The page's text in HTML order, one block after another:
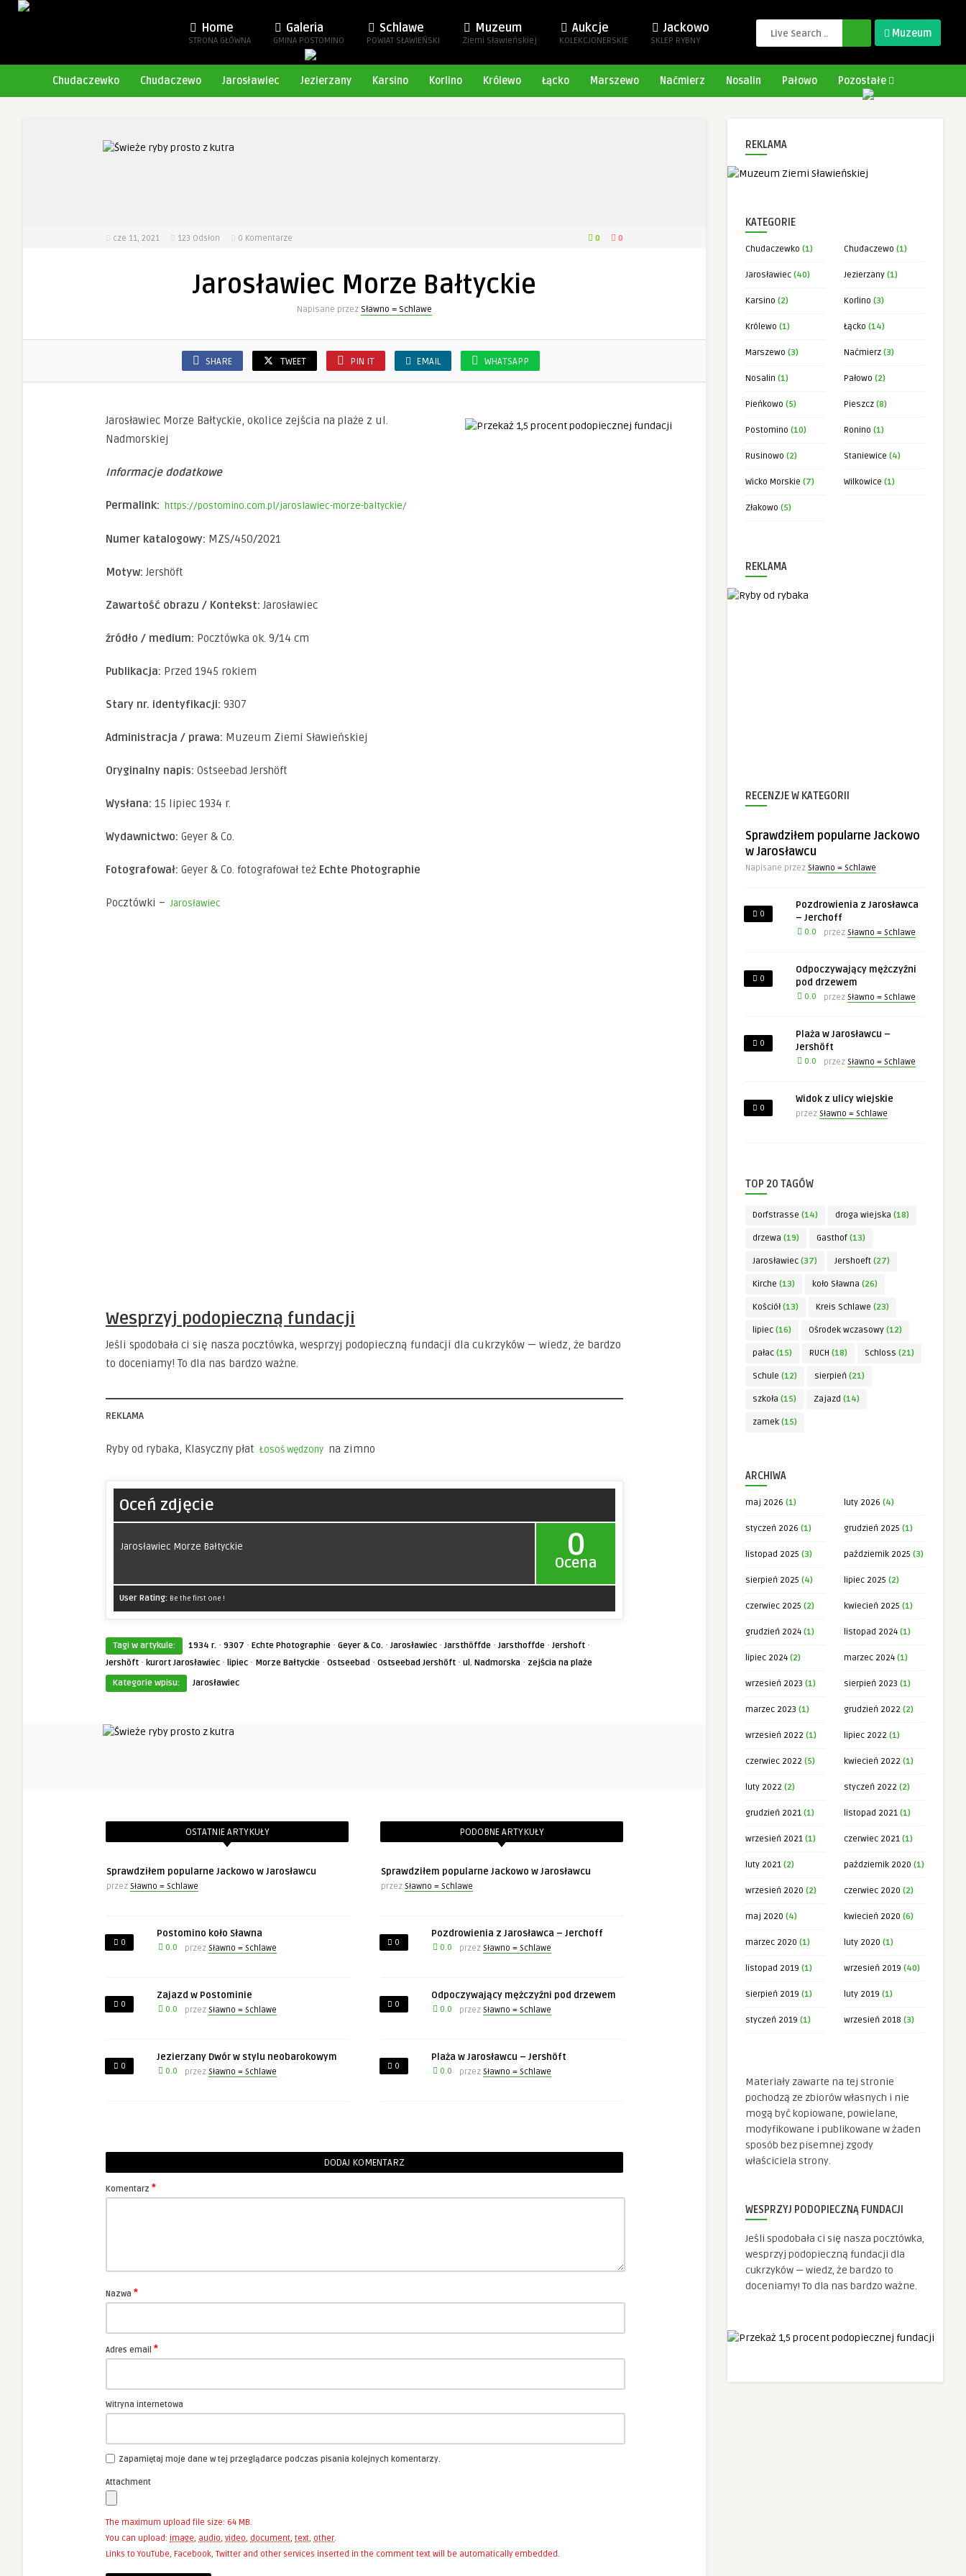
Home
STRONA GŁÓWNA
Galeria
GMINA POSTOMINO
Schlawe
POWIAT SŁAWIEŃSKI
Muzeum
Ziemi Sławieńskiej
Aukcje
KOLEKCJONERSKIE
Jackowo
SKLEP RYBNY
Muzeum
Chudaczewko Chudaczewo Jarosławiec Jezierzany Karsino Korlino Królewo Łącko Marszewo Naćmierz Nosalin Pałowo Pozostałe
cze 11, 2021 123 Odsłon 0 Komentarze 0 0
Jarosławiec Morze Bałtyckie
Napisane przez Sławno = Schlawe
SHARE TWEET PIN IT EMAIL WHATSAPP
Jarosławiec Morze Bałtyckie, okolice zejścia na plaże z ul.
Nadmorskiej
Informacje dodatkowe
Permalink: https://postomino.com.pl/jaroslawiec-morze-baltyckie/
Numer katalogowy: MZS/450/2021
Motyw: Jershöft
Zawartość obrazu / Kontekst: Jarosławiec
źródło / medium: Pocztówka ok. 9/14 cm
Publikacja: Przed 1945 rokiem
Stary nr. identyfikacji: 9307
Administracja / prawa: Muzeum Ziemi Sławieńskiej
Oryginalny napis: Ostseebad Jershöft
Wysłana: 15 lipiec 1934 r.
Wydawnictwo: Geyer & Co.
Fotografował: Geyer & Co. fotografował też Echte Photographie
Pocztówki – Jarosławiec
Wesprzyj podopieczną fundacji
Jeśli spodobała ci się nasza pocztówka, wesprzyj podopieczną fundacji dla cukrzyków — wiedz, że bardzo
to doceniamy! To dla nas bardzo ważne.
REKLAMA
Ryby od rybaka, Klasyczny płat Łosoś wędzony na zimno
Oceń zdjęcie
0
Ocena
Jarosławiec Morze Bałtyckie
User Rating: Be the first one !
Tagi w artykule: 1934 r. · 9307 · Echte Photographie · Geyer & Co. · Jarosławiec · Jarsthöffde · Jarsthoffde · Jershoft ·
Jershöft · kurort Jarosławiec · lipiec · Morze Bałtyckie · Ostseebad · Ostseebad Jershöft · ul. Nadmorska · zejścia na plaże
Kategorie wpisu:
Jarosławiec
OSTATNIE ARTYKUŁY
Sprawdziłem popularne Jackowo w Jarosławcu
przez Sławno = Schlawe
0
Postomino koło Sławna
0.0 przez Sławno = Schlawe
0
Zajazd w Postominie
0.0 przez Sławno = Schlawe
0
Jezierzany Dwór w stylu neobarokowym
0.0 przez Sławno = Schlawe
PODOBNE ARTYKUŁY
Sprawdziłem popularne Jackowo w Jarosławcu
przez Sławno = Schlawe
0
Pozdrowienia z Jarosławca – Jerchoff
0.0 przez Sławno = Schlawe
0
Odpoczywający mężczyźni pod drzewem
0.0 przez Sławno = Schlawe
0
Plaża w Jarosławcu – Jershöft
0.0 przez Sławno = Schlawe
DODAJ KOMENTARZ
Komentarz *
Nazwa *
Adres email *
Witryna internetowa
Zapamiętaj moje dane w tej przeglądarce podczas pisania kolejnych komentarzy.
Attachment
The maximum upload file size: 64 MB.
You can upload: image, audio, video, document, text, other.
Links to YouTube, Facebook, Twitter and other services inserted in the comment text will be automatically embedded.
REKLAMA
KATEGORIE
Chudaczewko (1) Chudaczewo (1)
Jarosławiec (40) Jezierzany (1)
Karsino (2) Korlino (3)
Królewo (1) Łącko (14)
Marszewo (3) Naćmierz (3)
Nosalin (1) Pałowo (2)
Pieńkowo (5) Pieszcz (8)
Postomino (10) Ronino (1)
Rusinowo (2) Staniewice (4)
Wicko Morskie (7) Wilkowice (1)
Złakowo (5)
REKLAMA
RECENZJE W KATEGORII
Sprawdziłem popularne Jackowo
w Jarosławcu
Napisane przez Sławno = Schlawe
0
Pozdrowienia z Jarosławca
– Jerchoff
0.0 przez Sławno = Schlawe
0
Odpoczywający mężczyźni
pod drzewem
0.0 przez Sławno = Schlawe
0
Plaża w Jarosławcu –
Jershöft
0.0 przez Sławno = Schlawe
0
Widok z ulicy wiejskie
przez Sławno = Schlawe
TOP 20 TAGÓW
Dorfstrasse (14) droga wiejska (18)
drzewa (19) Gasthof (13)
Jarosławiec (37) Jershoeft (27)
Kirche (13) koło Sławna (26)
Kościół (13) Kreis Schlawe (23)
lipiec (16) Ośrodek wczasowy (12)
pałac (15) RUCH (18) Schloss (21)
Schule (12) sierpień (21)
szkoła (15) Zajazd (14)
zamek (15)
ARCHIWA
maj 2026 (1) luty 2026 (4)
styczeń 2026 (1) grudzień 2025 (1)
listopad 2025 (3) październik 2025 (3)
sierpień 2025 (4) lipiec 2025 (2)
czerwiec 2025 (2) kwiecień 2025 (1)
grudzień 2024 (1) listopad 2024 (1)
lipiec 2024 (2) marzec 2024 (1)
wrzesień 2023 (1) sierpień 2023 (1)
marzec 2023 (1) grudzień 2022 (2)
wrzesień 2022 (1) lipiec 2022 (1)
czerwiec 2022 (5) kwiecień 2022 (1)
luty 2022 (2) styczeń 2022 (2)
grudzień 2021 (1) listopad 2021 (1)
wrzesień 2021 (1) czerwiec 2021 (1)
luty 2021 (2) październik 2020 (1)
wrzesień 2020 (2) czerwiec 2020 (2)
maj 2020 (4) kwiecień 2020 (6)
marzec 2020 (1) luty 2020 (1)
listopad 2019 (1) wrzesień 2019 (40)
sierpień 2019 (1) luty 2019 (1)
styczeń 2019 (1) wrzesień 2018 (3)
Materiały zawarte na tej stronie
pochodzą ze zbiorów własnych i nie
mogą być kopiowane, powielane,
modyfikowane i publikowane w żaden
sposób bez pisemnej zgody
właściciela strony.
WESPRZYJ PODOPIECZNĄ FUNDACJI
Jeśli spodobała ci się nasza pocztówka,
wesprzyj podopieczną fundacji dla
cukrzyków — wiedz, że bardzo to
doceniamy! To dla nas bardzo ważne.
Konieczne